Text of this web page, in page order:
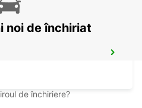
noi de închiriat
de închiriere?